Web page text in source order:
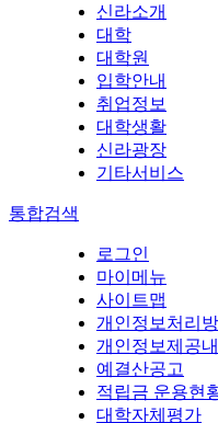
신라소개
대학
대학원
입학안내
취업정보
대학생활
신라광장
기타서비스
통합검색
로그인
마이메뉴
사이트맵
개인정보처리
개인정보제공
예결산공고
적립금 운용현
대학자체평가